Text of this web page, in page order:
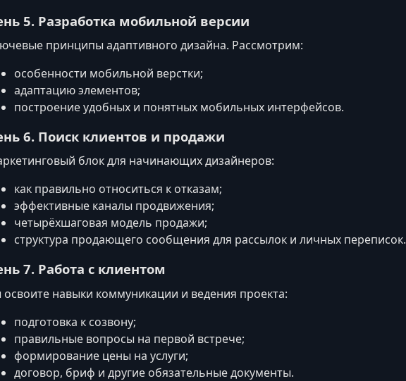
5. Разработка мобильной версии
принципы адаптивного дизайна. Рассмотрим:
особенности мобильной верстки;
адаптацию элементов;
построение удобных и понятных мобильных интерфейсов.
6. Поиск клиентов и продажи
блок для начинающих дизайнеров:
как правильно относиться к отказам;
эффективные каналы продвижения;
четырёхшаговая модель продажи;
структура продающего сообщения для рассылок и личных переписок.
7. Работа с клиентом
освоите навыки коммуникации и ведения проекта:
подготовка к созвону;
правильные вопросы на первой встрече;
формирование цены на услуги;
договор, бриф и другие обязательные документы.